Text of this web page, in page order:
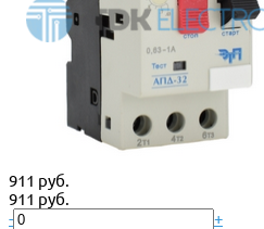
911 руб.
911 руб.
-
+